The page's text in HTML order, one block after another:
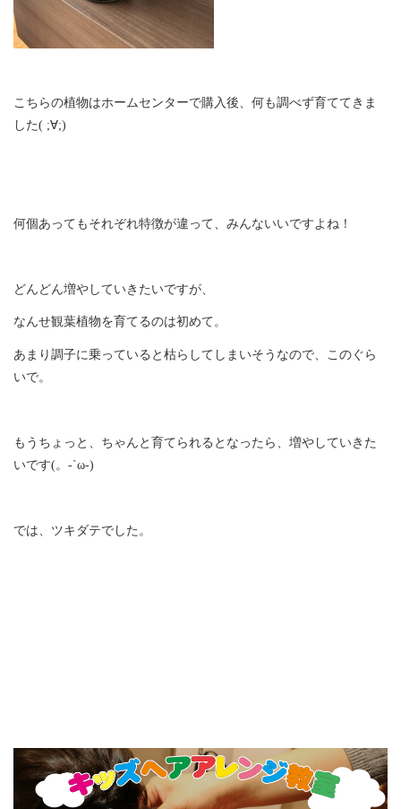
こちらの植物はホームセンターで購入後、何も調べず育ててきま
した( ;∀;)
何個あってもそれぞれ特徴が違って、みんないいですよね！
どんどん増やしていきたいですが、
なんせ観葉植物を育てるのは初めて。
あまり調子に乗っていると枯らしてしまいそうなので、このぐら
いで。
もうちょっと、ちゃんと育てられるとなったら、増やしていきた
いです(。-`ω-)
では、ツキダテでした。